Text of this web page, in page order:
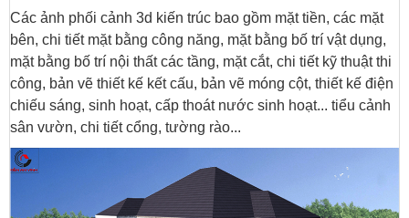
Các ảnh phối cảnh 3d kiến trúc bao gồm mặt tiền, các mặt
bên, chi tiết mặt bằng công năng, mặt bằng bố trí vật dụng,
mặt bằng bố trí nội thất các tầng, mặt cắt, chi tiết kỹ thuật thi
công, bản vẽ thiết kế kết cấu, bản vẽ móng cột, thiết kế điện
chiếu sáng, sinh hoạt, cấp thoát nước sinh hoạt... tiểu cảnh
sân vườn, chi tiết cổng, tường rào...